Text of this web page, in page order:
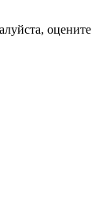
оцените